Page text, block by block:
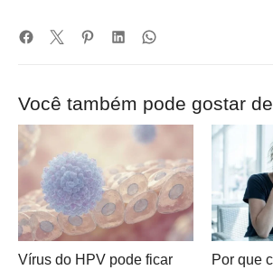
Você também pode gostar
Vírus do HPV pode ficar
Por que